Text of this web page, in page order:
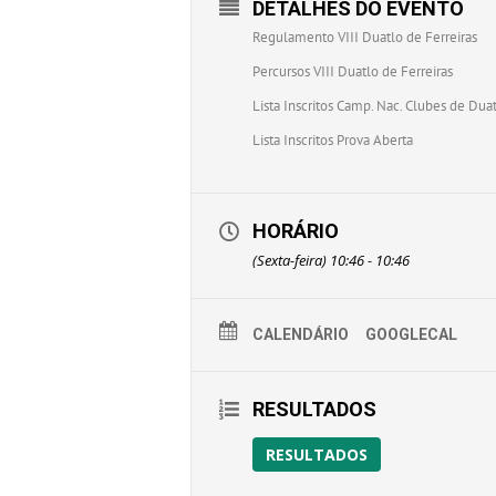
DETALHES DO EVENTO
Regulamento VIII Duatlo de Ferreiras
Percursos VIII Duatlo de Ferreiras
Lista Inscritos Camp. Nac. Clubes de
Lista Inscritos Prova Aberta
HORÁRIO
(Sexta-feira) 10:46 - 10:46
CALENDÁRIO GOOGLECAL
RESULTADOS
RESULTADOS